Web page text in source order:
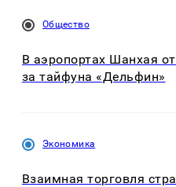
Общество
В аэропортах Шанхая
за тайфуна «Дельфин»
Экономика
Взаимная торговля